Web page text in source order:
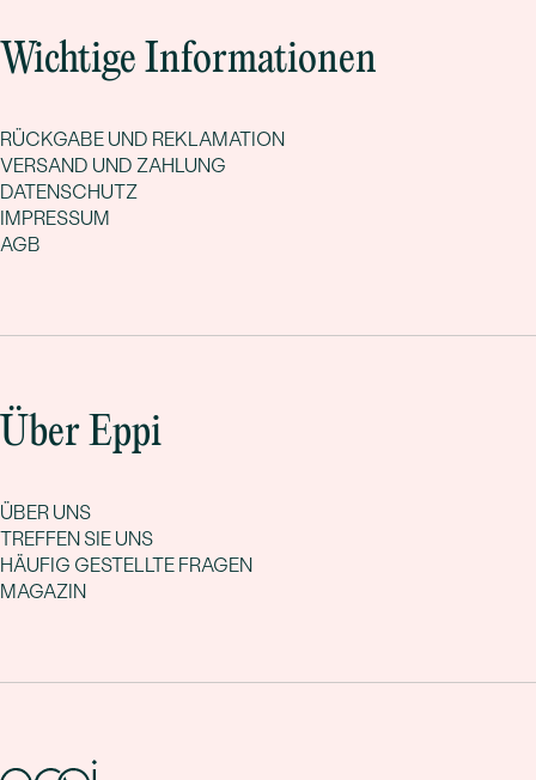
Wichtige Informationen
RÜCKGABE UND REKLAMATION
VERSAND UND ZAHLUNG
DATENSCHUTZ
IMPRESSUM
AGB
Über Eppi
ÜBER UNS
TREFFEN SIE UNS
HÄUFIG GESTELLTE FRAGEN
MAGAZIN